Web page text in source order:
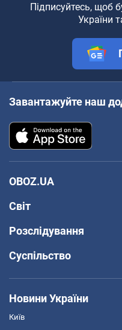
Підписуйтесь, щоб
України
Завантажуйте наш
OBOZ.UA
Світ
Розслідування
Суспільство
Новини України
Київ